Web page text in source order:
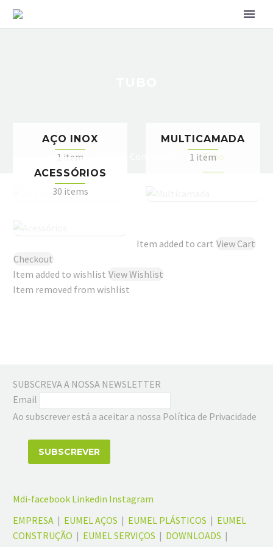
Home Tubo
AÇO INOX
1 item
MULTICAMADA
1 item
ACESSÓRIOS
30 items
Item added to cart View Cart
Checkout
Item added to wishlist View Wishlist
Item removed from wishlist
SUBSCREVA A NOSSA NEWSLETTER
Email
Ao subscrever está a aceitar a nossa Política de Privacidade
Mdi-facebook Linkedin Instagram
EMPRESA | EUMEL AÇOS | EUMEL PLÁSTICOS | EUMEL
CONSTRUÇÃO | EUMEL SERVIÇOS | DOWNLOADS |